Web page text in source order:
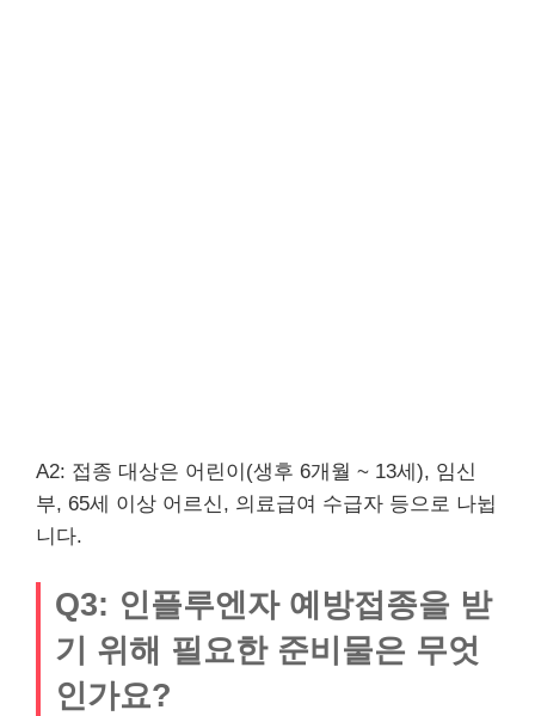
A2: 접종 대상은 어린이(생후 6개월 ~ 13세), 임신
부, 65세 이상 어르신, 의료급여 수급자 등으로 나뉩
니다.
Q3: 인플루엔자 예방접종을 받
기 위해 필요한 준비물은 무엇
인가요?